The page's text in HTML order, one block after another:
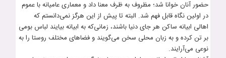
حضور آنان خوانا شد؛ مظروف به ظرف معنا داد و معماری عامیانه با عموم
در اولین نگاه قابل فهم شد. البته تا پیش از این هرگز نمی‌دانستم که
اهالی ابیانه ساکن هر جای دنیا باشند، زمانی‌که به ابیانه بیایند لباس بومی
بر تن کرده و به زبان محلی سخن می‌گویند و فضاهای مختلف روستا را به
نوعی می‌آرایند.